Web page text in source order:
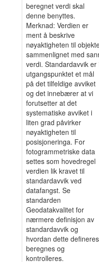
beregnet verdi skal
denne benyttes.
Merknad: Verdien er
ment å beskrive
nøyaktigheten til
sammenlignet med
verdi. Standardavvik er
utgangspunktet et mål
på det tilfeldige avviket
og det innebærer at vi
forutsetter at det
systematiske avviket i
liten grad påvirker
nøyaktigheten til
posisjoneringa. For
fotogrammetriske data
settes som hovedregel
verdien lik kravet til
standardavvik ved
datafangst. Se
standarden
Geodatakvalitet for
nærmere definisjon av
standardavvik og
hvordan dette
beregnes og
kontrolleres.